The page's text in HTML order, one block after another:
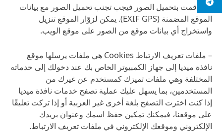
– إذا قمت بتحميل الصور فيجب تجنب تحميل الصور مع بيانات
الموقع المضمنة (EXIF GPS). يمكن لزوّار الموقع تنزيل
واستخراج أي بيانات موقع من الصور على موقع الويب.
– ملفات تعريف الارتباط Cookies هي ملفات يرسلها موقع
نافذة ميديا إلى جهاز الكمبيوتر الخاص بك عند دخولك إلى خدماته
المختلفة وهي ملفات تميزك كمستخدم عن غيرك من
المستخدمين، بما يسهل عليك عملية تصفح خدمات نافذة ميديا
إذا كنت اخترت التصفح بلغة أخرى غير العربية أو إذا تركت تعليقًا
على موقعنا، فيمكنك تمكين حفظ اسمك وعنوان بريدك
الإلكتروني وموقعك الإلكتروني في ملفات تعريف الارتباط.